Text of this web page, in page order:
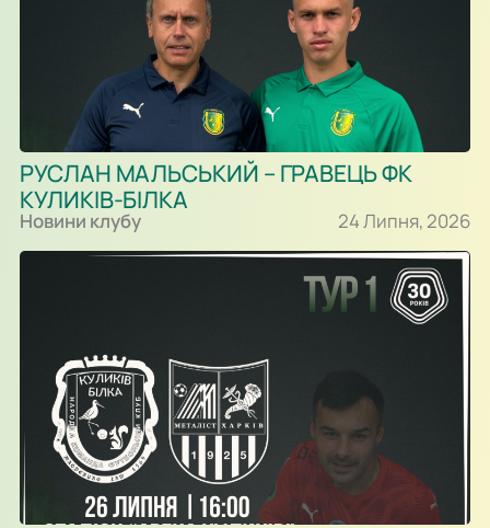
РУСЛАН МАЛЬСЬКИЙ – ГРАВЕЦЬ ФК
КУЛИКІВ-БІЛКА
Новини клубу 24 Липня, 2026